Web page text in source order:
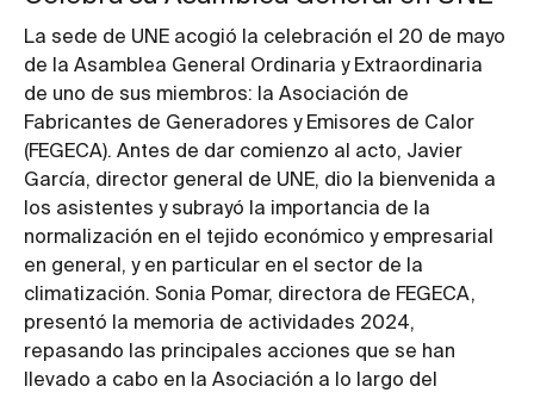
La sede de UNE acogió la celebración el 20 de mayo
de la Asamblea General Ordinaria y Extraordinaria
de uno de sus miembros: la Asociación de
Fabricantes de Generadores y Emisores de Calor
(FEGECA). Antes de dar comienzo al acto, Javier
García, director general de UNE, dio la bienvenida a
los asistentes y subrayó la importancia de la
normalización en el tejido económico y empresarial
en general, y en particular en el sector de la
climatización. Sonia Pomar, directora de FEGECA,
presentó la memoria de actividades 2024,
repasando las principales acciones que se han
llevado a cabo en la Asociación a lo largo del